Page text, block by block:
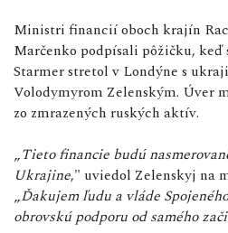
Ministri financií oboch krajín
Marčenko podpísali pôžičku,
Starmer stretol v Londýne s
Volodymyrom Zelenským. Úver
zo zmrazených ruských aktív.
„Tieto financie budú
Ukrajine," uviedol Zelenskyj na
„Ďakujem ľudu a vláde
obrovskú podporu od samého